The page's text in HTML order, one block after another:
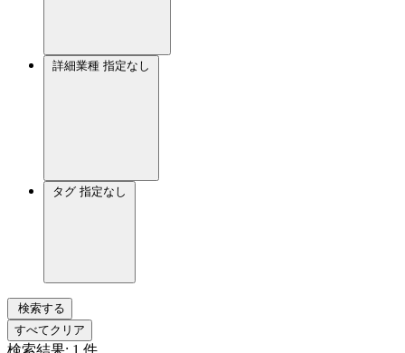
詳細業種 指定なし
タグ 指定なし
検索する
すべてクリア
検索結果: 1 件